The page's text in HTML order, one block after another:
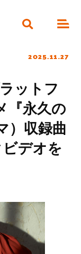
2025.11.27
ットフ
『永久の
）収録曲
ビデオを